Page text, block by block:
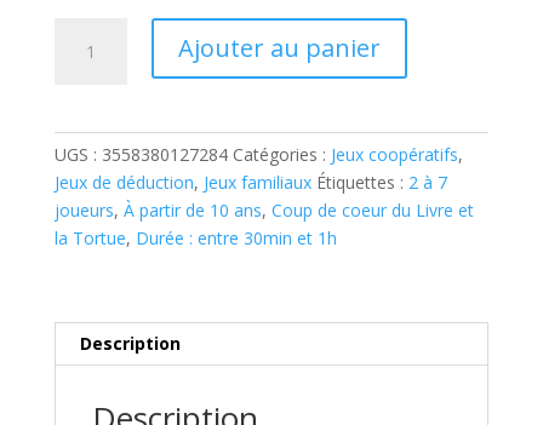
Ajouter au panier
UGS : 3558380127284 Catégories : Jeux coopératifs,
Jeux de déduction, Jeux familiaux Étiquettes : 2 à 7
joueurs, À partir de 10 ans, Coup de coeur du Livre et
la Tortue, Durée : entre 30min et 1h
Description